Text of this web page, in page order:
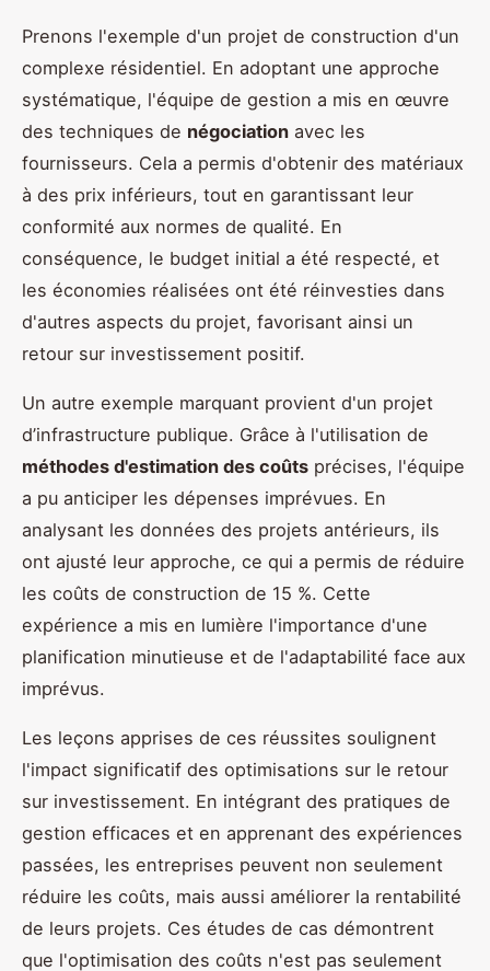
Prenons l'exemple d'un projet de construction d'un
complexe résidentiel. En adoptant une approche
systématique, l'équipe de gestion a mis en œuvre
des techniques de négociation avec les
fournisseurs. Cela a permis d'obtenir des matériaux
à des prix inférieurs, tout en garantissant leur
conformité aux normes de qualité. En
conséquence, le budget initial a été respecté, et
les économies réalisées ont été réinvesties dans
d'autres aspects du projet, favorisant ainsi un
retour sur investissement positif.
Un autre exemple marquant provient d'un projet
d’infrastructure publique. Grâce à l'utilisation de
méthodes d'estimation des coûts précises, l'équipe
a pu anticiper les dépenses imprévues. En
analysant les données des projets antérieurs, ils
ont ajusté leur approche, ce qui a permis de réduire
les coûts de construction de 15 %. Cette
expérience a mis en lumière l'importance d'une
planification minutieuse et de l'adaptabilité face aux
imprévus.
Les leçons apprises de ces réussites soulignent
l'impact significatif des optimisations sur le retour
sur investissement. En intégrant des pratiques de
gestion efficaces et en apprenant des expériences
passées, les entreprises peuvent non seulement
réduire les coûts, mais aussi améliorer la rentabilité
de leurs projets. Ces études de cas démontrent
que l'optimisation des coûts n'est pas seulement